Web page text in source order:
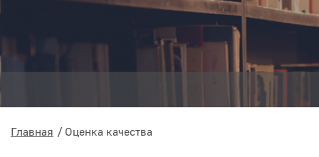
Главная Оценка качества